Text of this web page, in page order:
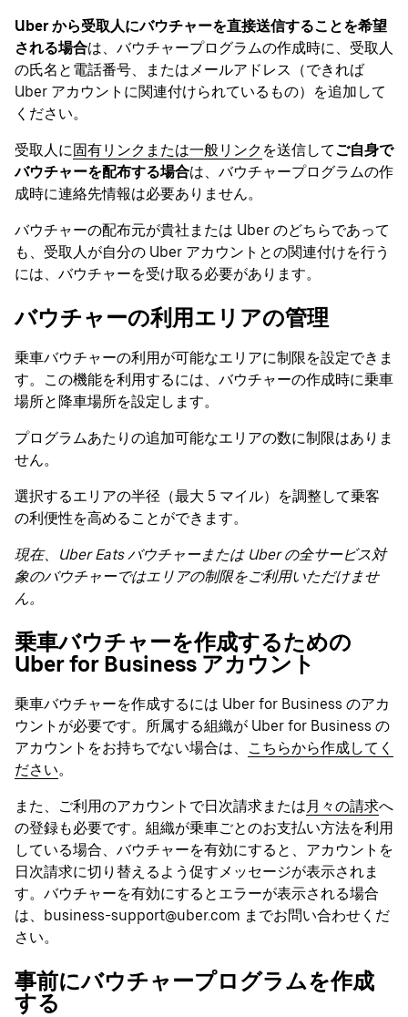
Uber から受取人にバウチャーを直接送信することを希望
される場合は、バウチャープログラムの作成時に、受取人
の氏名と電話番号、またはメールアドレス（できれば
Uber アカウントに関連付けられているもの）を追加して
ください。
受取人に固有リンクまたは一般リンク を送信してご自身で
バウチャーを配布する場合は、バウチャープログラムの作
成時に連絡先情報は必要ありません。
バウチャーの配布元が貴社または Uber のどちらであって
も、受取人が自分の Uber アカウントとの関連付けを行う
には、バウチャーを受け取る必要があります。
バウチャーの利用エリアの管理
乗車バウチャーの利用が可能なエリアに制限を設定できま
す。この機能を利用するには、バウチャーの作成時に乗車
場所と降車場所を設定します。
プログラムあたりの追加可能なエリアの数に制限はありま
せん。
選択するエリアの半径（最大 5 マイル）を調整して乗客
の利便性を高めることができます。
現在、Uber Eats バウチャーまたは Uber の全サービス対
象のバウチャーではエリアの制限をご利用いただけませ
ん。
乗車バウチャーを作成するための
Uber for Business アカウント
乗車バウチャーを作成するには Uber for Business のアカ
ウントが必要です。所属する組織が Uber for Business の
アカウントをお持ちでない場合は、
こちらから作成してく
ださい。
また、ご利用のアカウントで日次請求または 月々の請求へ
の登録も必要です。組織が乗車ごとのお支払い方法を利用
している場合、バウチャーを有効にすると、アカウントを
日次請求に切り替えるよう促すメッセージが表示されま
す。バウチャーを有効にするとエラーが表示される場合
は、business-support@uber.com までお問い合わせくだ
さい。
事前にバウチャープログラムを作成
する